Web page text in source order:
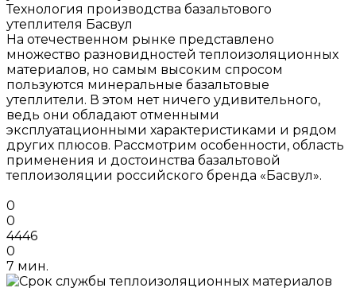
Технология производства базальтового
утеплителя Басвул
На отечественном рынке представлено
множество разновидностей теплоизоляционных
материалов, но самым высоким спросом
пользуются минеральные базальтовые
утеплители. В этом нет ничего удивительного,
ведь они обладают отменными
эксплуатационными характеристиками и рядом
других плюсов. Рассмотрим особенности, область
применения и достоинства базальтовой
теплоизоляции российского бренда «Басвул».
0
0
4446
0
7 мин.